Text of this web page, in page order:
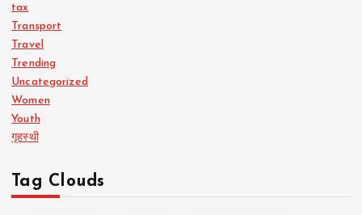
tax
Transport
Travel
Trending
Uncategorized
Women
Youth
गृहस्थी
Tag Clouds